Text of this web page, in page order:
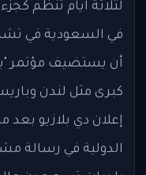
لثلاثة ايام تُنظم
في السعودية في
كبرى مثل لندن
إعلان دي بلازيو
الدولية في رسالة